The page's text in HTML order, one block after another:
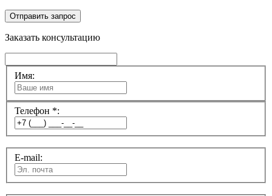
Отправить запрос
Заказать консультацию
Имя:
Телефон *:
E-mail: